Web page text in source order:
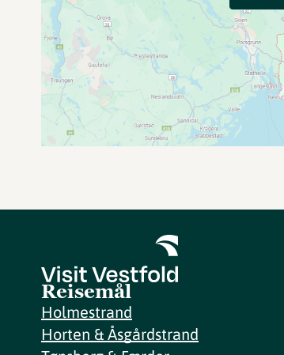
Reisemål
Holmestrand
Horten & Åsgårdstrand